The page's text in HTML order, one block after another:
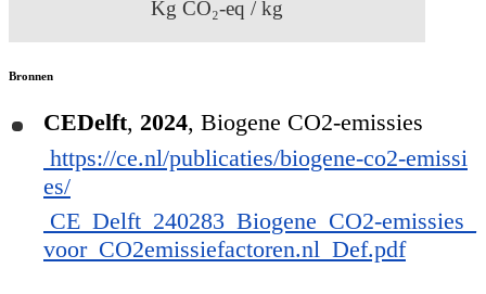
Kg CO₂-eq / kg
Bronnen
CEDelft, 2024, Biogene CO2-emissies
https://ce.nl/publicaties/biogene-co2-emissi
es/
CE_Delft_240283_Biogene_CO2-emissies_
voor_CO2emissiefactoren.nl_Def.pdf